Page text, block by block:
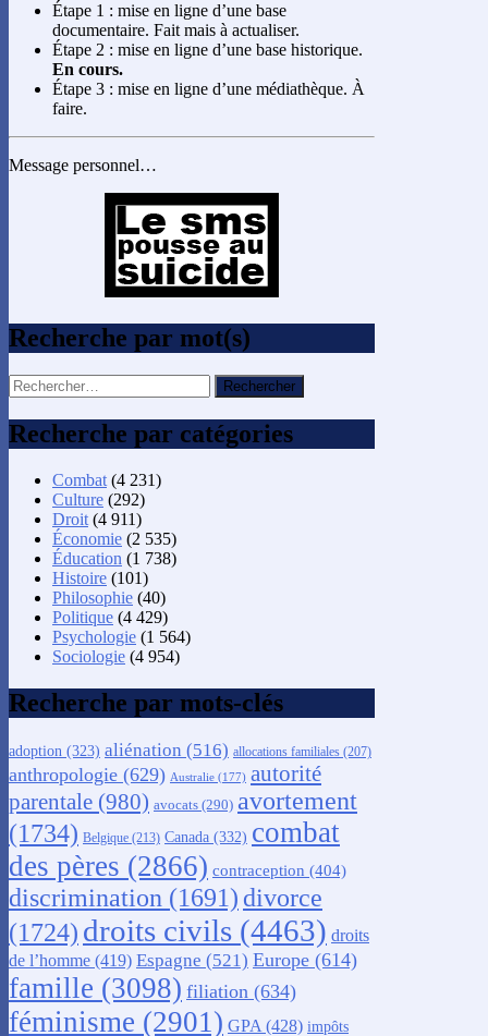
Étape 1 : mise en ligne d’une base
documentaire. Fait mais à actualiser.
Étape 2 : mise en ligne d’une base historique.
En cours.
Étape 3 : mise en ligne d’une médiathèque. À
faire.
Message personnel…
Recherche par mot(s)
Rechercher :
Recherche par catégories
Combat (4 231)
Culture (292)
Droit (4 911)
Économie (2 535)
Éducation (1 738)
Histoire (101)
Philosophie (40)
Politique (4 429)
Psychologie (1 564)
Sociologie (4 954)
Recherche par mots-clés
adoption (323) aliénation (516) allocations familiales (207)
anthropologie (629) Australie (177) autorité
parentale (980) avocats (290) avortement
(1734) Belgique (213) Canada (332) combat
des pères (2866) contraception (404)
discrimination (1691) divorce
(1724) droits civils (4463) droits
de l’homme (419) Espagne (521) Europe (614)
famille (3098) filiation (634)
féminisme (2901) GPA (428) impôts